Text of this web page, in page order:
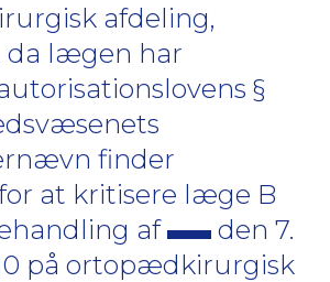
afdeling,
da lægen har
§
finder
at kritisere læge B
af
den 7.
på ortopædkirurgisk